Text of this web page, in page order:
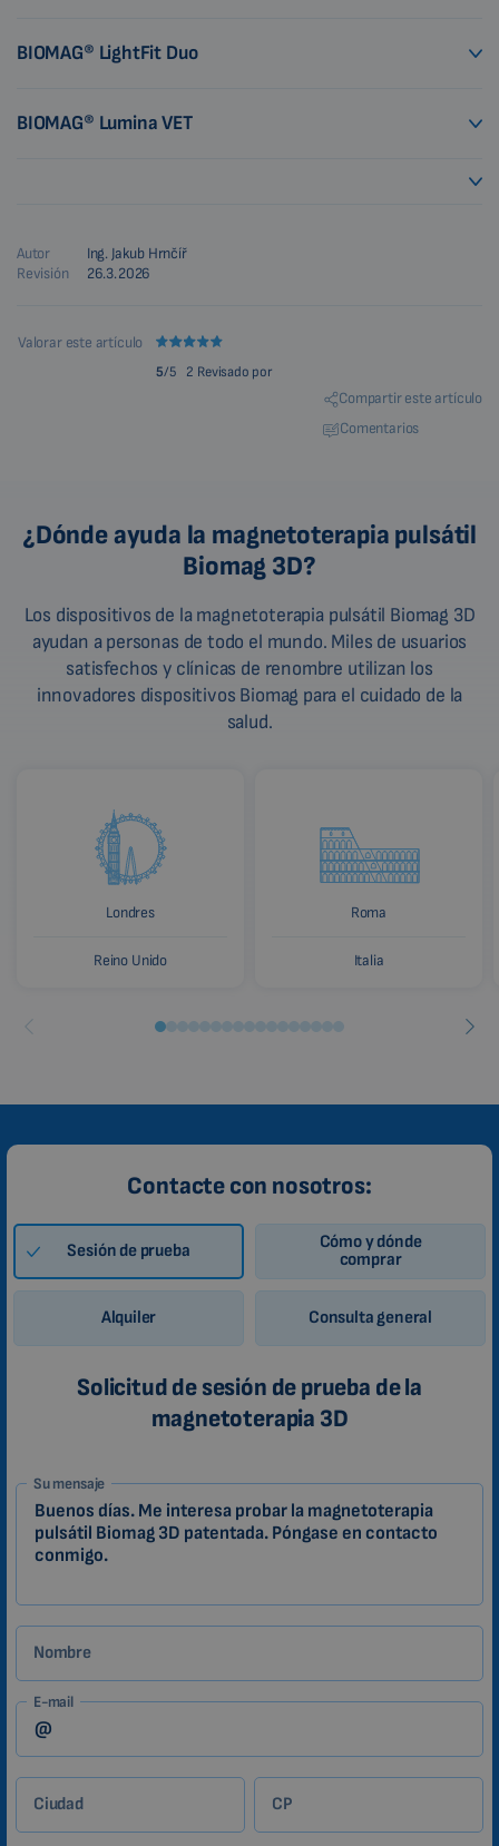
BIOMAG® LightFit Duo
BIOMAG® Lumina VET
Autor
Ing. Jakub Hrnčíř
Revisión
26.3.2026
Valorar este artículo
5/5 2 Revisado por
Compartir este artículo
Comentarios
¿Dónde ayuda la magnetoterapia pulsátil
Biomag 3D?
Los dispositivos de la magnetoterapia pulsátil Biomag 3D
ayudan a personas de todo el mundo. Miles de usuarios
satisfechos y clínicas de renombre utilizan los
innovadores dispositivos Biomag para el cuidado de la
salud.
Londres
Reino Unido
Roma
Italia
Contacte con nosotros:
Sesión de prueba
Cómo y dónde
comprar
Alquiler Consulta general
Solicitud de sesión de prueba de la
magnetoterapia 3D
1-
ES
Zákazník
Su mensaje
Nombre
E-mail
Ciudad CP